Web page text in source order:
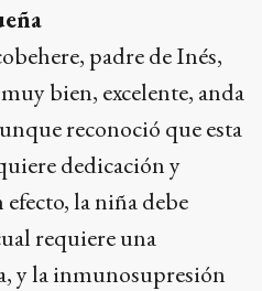
padre de Inés,
bien, excelente, anda
reconoció que esta
dedicación y
la niña debe
requiere una
y la inmunosupresión